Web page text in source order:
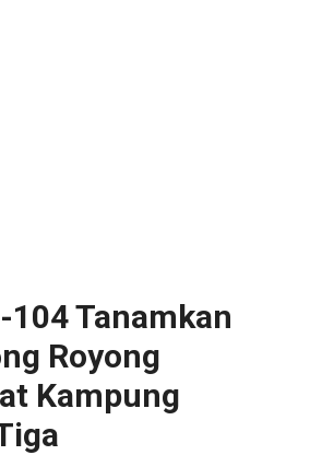
104 Tanamkan
Royong
Kampung